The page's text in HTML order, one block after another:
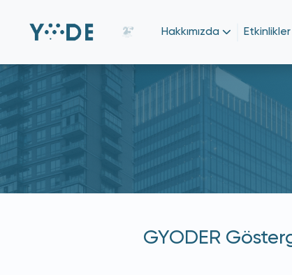
Hakkımızda Etkinlikler
GYODER